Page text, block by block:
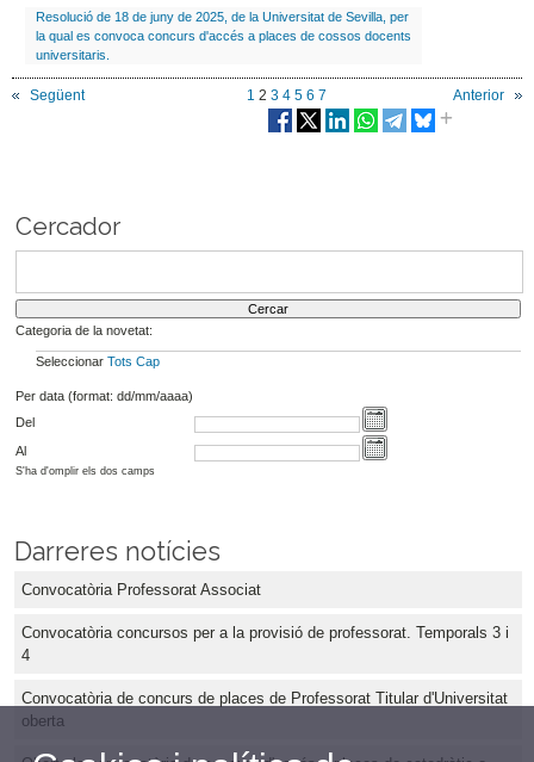
Resolució de 18 de juny de 2025, de la Universitat de Sevilla, per
la qual es convoca concurs d'accés a places de cossos docents
universitaris.
Següent Anterior
1 2 3 4 5 6 7
Cercador
Categoria de la novetat:
Seleccionar Tots Cap
Per data (format: dd/mm/aaaa)
Del
Al
S'ha d'omplir els dos camps
Darreres notícies
Convocatòria Professorat Associat
Convocatòria concursos per a la provisió de professorat. Temporals 3 i
4
Convocatòria de concurs de places de Professorat Titular d'Universitat
oberta